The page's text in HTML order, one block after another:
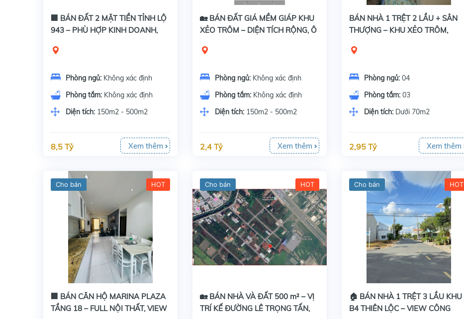
🏢 BÁN ĐẤT 2 MẶT TIỀN TỈNH LỘ
943 – PHÙ HỢP KINH DOANH,
Phòng ngủ: Không xác định
Phòng tắm: Không xác định
Diện tích: 150m2 - 500m2
8,5 Tỷ Xem thêm
🏡 BÁN ĐẤT GIÁ MỀM GIÁP KHU
XẺO TRÔM – DIỆN TÍCH RỘNG, Ô
Phòng ngủ: Không xác định
Phòng tắm: Không xác định
Diện tích: 150m2 - 500m2
2,4 Tỷ Xem thêm
BÁN NHÀ 1 TRỆT 2 LẦU + SÂN
THƯỢNG – KHU XẺO TRÔM,
Phòng ngủ: 04
Phòng tắm: 03
Diện tích: Dưới 70m2
2,95 Tỷ Xem thêm
Cho bán HOT
🏢 BÁN CĂN HỘ MARINA PLAZA
TẦNG 18 – FULL NỘI THẤT, VIEW
Cho bán HOT
🏡 BÁN NHÀ VÀ ĐẤT 500 m² – VỊ
TRÍ KẾ ĐƯỜNG LÊ TRỌNG TẤN,
Cho bán HOT
🏠 BÁN NHÀ 1 TRỆT 3 LẦU KHU
B4 THIÊN LỘC – VIEW CÔNG